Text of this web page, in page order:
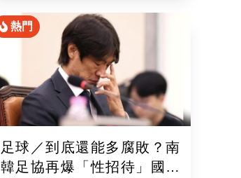
熱門
足球／到底還能多腐敗？南
韓足協再爆「性招待」國際